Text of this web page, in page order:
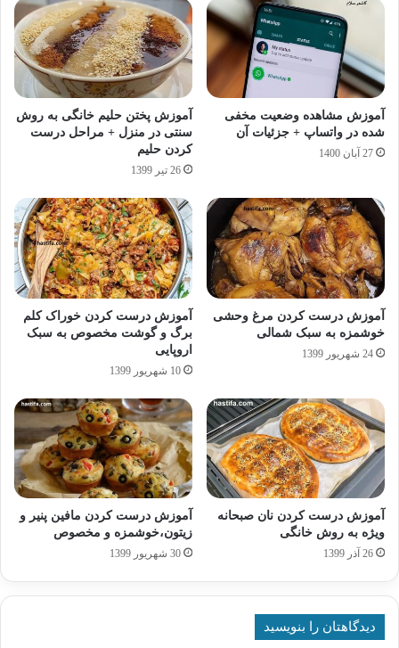
آموزش مشاهده وضعیت مخفی
شده در واتساپ + جزئیات آن
27 آبان 1400
آموزش پختن حلیم خانگی به روش
سنتی در منزل + مراحل درست
کردن حلیم
26 تیر 1399
آموزش درست کردن مرغ وحشی
خوشمزه به سبک شمالی
24 شهریور 1399
آموزش درست کردن خوراک کلم
برگ و گوشت مخصوص به سبک
اروپایی
10 شهریور 1399
آموزش درست کردن نان صبحانه
ویژه به روش خانگی
26 آذر 1399
آموزش درست کردن مافین پنیر و
زیتون،خوشمزه و مخصوص
30 شهریور 1399
دیدگاهتان را بنویسید